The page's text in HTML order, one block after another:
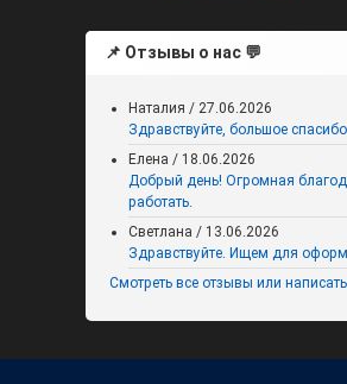
Диплом победителя и призера
Всероссийской олимпиады
Подарочные сертификаты
📌 Отзывы о нас 💬
Наталия / 27.06.2026
Здравствуйте, большое
Елена / 18.06.2026
Добрый день! Огромная
работать.
Светлана / 13.06.2026
Здравствуйте. Ищем для
Смотреть все отзывы или